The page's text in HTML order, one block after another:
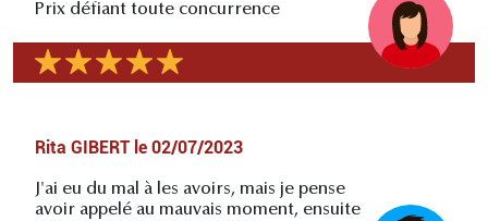
Prix défiant toute concurrence
Rita GIBERT le 02/07/2023
J'ai eu du mal à les avoirs, mais je pense
avoir appelé au mauvais moment, ensuite